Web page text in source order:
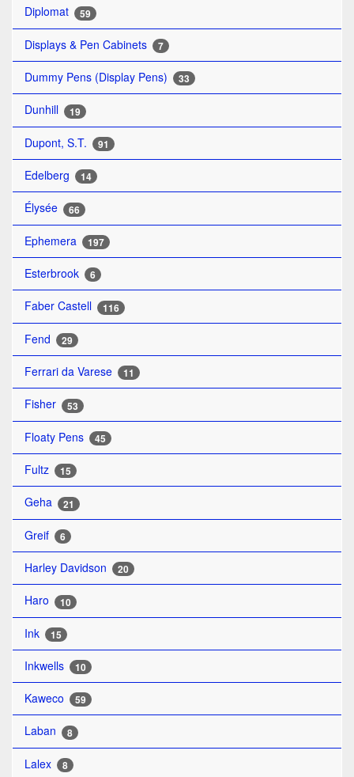
Diplomat 59
Displays & Pen Cabinets 7
Dummy Pens (Display Pens) 33
Dunhill 19
Dupont, S.T. 91
Edelberg 14
Élysée 66
Ephemera 197
Esterbrook 6
Faber Castell 116
Fend 29
Ferrari da Varese 11
Fisher 53
Floaty Pens 45
Fultz 15
Geha 21
Greif 6
Harley Davidson 20
Haro 10
Ink 15
Inkwells 10
Kaweco 59
Laban 8
Lalex 8